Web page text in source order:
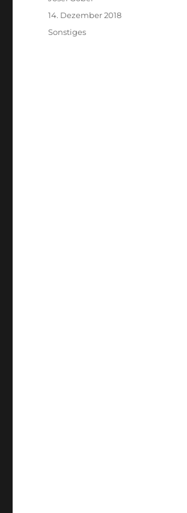
Veröffentlicht
am
14. Dezember 2018
Kategorien
Sonstiges